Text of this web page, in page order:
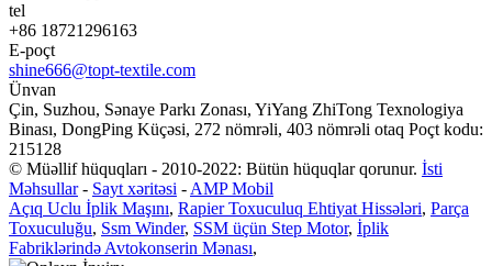
tel
+86 18721296163
E-poçt
shine666@topt-textile.com
Ünvan
Çin, Suzhou, Sənaye Parkı Zonası, YiYang ZhiTong Texnologiya
Binası, DongPing Küçəsi, 272 nömrəli, 403 nömrəli otaq Poçt kodu:
215128
© Müəllif hüquqları - 2010-2022: Bütün hüquqlar qorunur. İsti
Məhsullar- Sayt xəritəsi - AMP Mobil
Açıq Uclu İplik Maşını, Rapier Toxuculuq Ehtiyat Hissələri, Parça
Toxuculuğu, Ssm Winder, SSM üçün Step Motor, İplik
Fabriklərində Avtokonserin Mənası,